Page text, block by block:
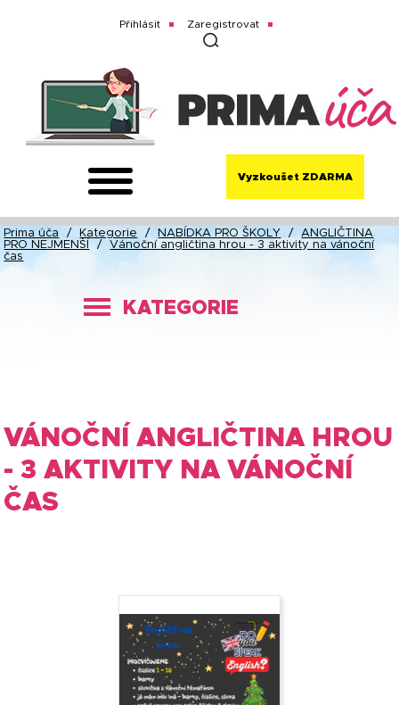
Přihlásit Zaregistrovat
Vyzkoušet ZDARMA
Prima úča / Kategorie / NABÍDKA PRO ŠKOLY /
ANGLIČTINA
PRO NEJMENŠÍ
/
Vánoční angličtina hrou - 3 aktivity na vánoční
čas
KATEGORIE
VÁNOČNÍ ANGLIČTINA HROU
- 3 AKTIVITY NA VÁNOČNÍ
ČAS